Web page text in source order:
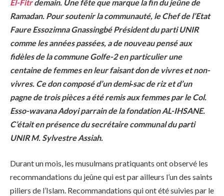
El-Fitrdemain. Une fête que marque la fin du jeûne de
Ramadan. Pour soutenir la communauté, le Chef de l’Etat
Faure Essozimna Gnassingbé Président du parti UNIR
comme les années passées, a de nouveau pensé aux
fidèles de la commune Golfe-2 en particulier une
centaine de femmes en leur faisant don de vivres et non-
vivres. Ce don composé d’un demi‑sac de riz et d’un
pagne de trois pièces a été remis aux femmes par le Col.
Esso-wavana Adoyi parrain de la fondation AL-IHSANE.
C’était en présence du secrétaire communal du parti
UNIR M. Sylvestre Assiah.
Durant un mois, les musulmans pratiquants ont observé les
recommandations du jeûne qui est par ailleurs l’un des saints
piliers de l’Islam. Recommandations qui ont été suivies par le